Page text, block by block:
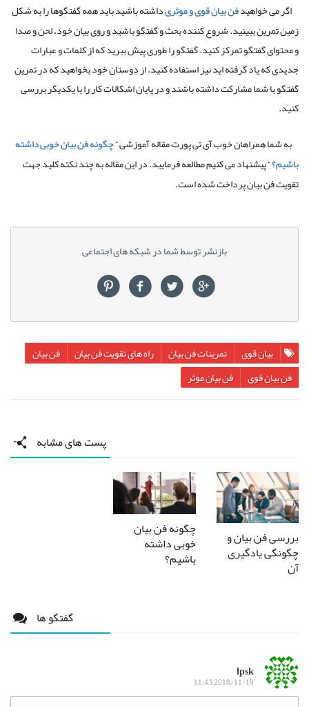
اگر می خواهیدفن بیان قوی و موثریداشته باشید باید همه گفتگوها را به شکل
زمین تمرین ببینید. شروع کننده بحث و گفتگو باشید و روی بیان خود، لحن و صدا
و محتوای گفتگو تمرکز کنید. گفتگو را طوری پیش ببرید که از کلمات و عبارات
جدیدی که یاد گرفته اید نیز استفاده کنید. از دوستان خود بخواهید که در تمرین
گفتگو با شما مشارکت داشته باشند و در پایان اشکالات کار را با یکدیگر بررسی
کنید.
به شما همراهان خوب آی تی پورت مقاله آموزشی ”چگونه فن بیان خوبی داشته
باشیم؟” پیشنهاد می کنیم مطالعه فرمایید. در این مقاله به چند نکته کلید جهت
تقویت فن بیان پرداخت شده است.
بازنشر توسط شما در شبکه های اجتماعی
بیان قوی تمرینات فن بیان راه های تقویت فن بیان
فن بیان
فن بیان قوی
فن بیان موثر
پست های مشابه
بررسی فن بیان و
چگونگی یادگیری
آن
چگونه فن بیان
خوبی داشته
باشیم؟
گفتگو ها
lpsk
2018/11/19 11:43